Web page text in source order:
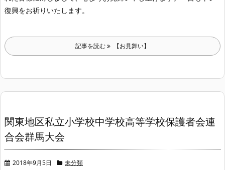
復興をお祈りいたします。
記事を読む 【お見舞い】
関東地区私立小学校中学校高等学校保護者会連
合会群馬大会
2018年9月5日 未分類